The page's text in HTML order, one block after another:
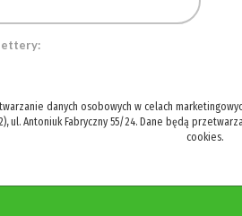
danych osobowych w celach
ul. Antoniuk Fabryczny 55/24. Dane będą
cookies.